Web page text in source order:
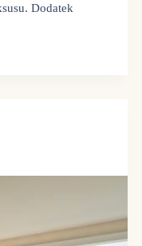
Dodatek